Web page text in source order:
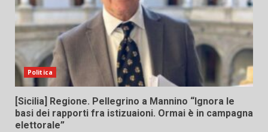
Politica
[Sicilia] Regione. Pellegrino a Mannino “Ignora le
basi dei rapporti fra istizuaioni. Ormai è in campagna
elettorale”